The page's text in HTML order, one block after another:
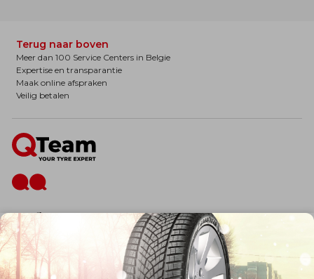
Terug naar boven
Meer dan 100 Service Centers in Belgie
Expertise en transparantie
Maak online afspraken
Veilig betalen
De firma
Wie zijn wij?
Blog
Onze dienstverlening